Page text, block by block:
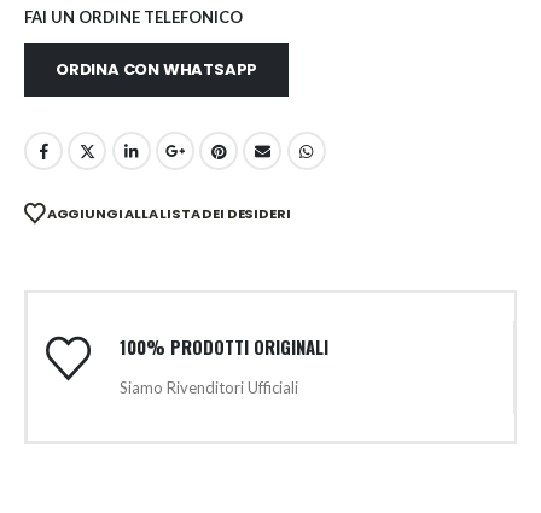
FAI UN ORDINE TELEFONICO
ORDINA CON WHATSAPP
AGGIUNGI ALLA LISTA DEI DESIDERI
100% PRODOTTI ORIGINALI
Siamo Rivenditori Ufficiali